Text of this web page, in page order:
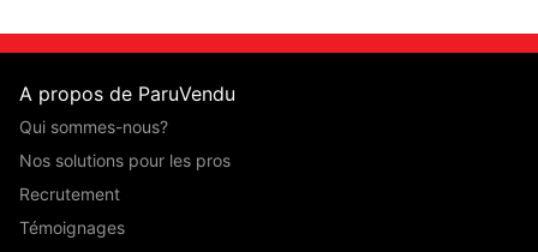
A propos de ParuVendu
Qui sommes-nous?
Nos solutions pour les pros
Recrutement
Témoignages